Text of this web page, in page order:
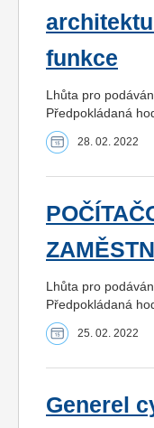
funkce
Lhůta pro
Předpokládaná
28. 02. 2022
Lhůta pro
Předpokládaná
25. 02. 2022
Generel